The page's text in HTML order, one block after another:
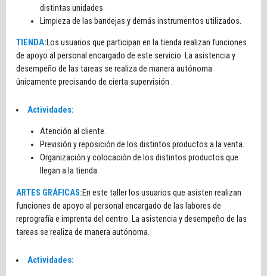
distintas unidades.
Limpieza de las bandejas y demás instrumentos utilizados.
TIENDA:Los usuarios que participan en la tienda realizan funciones
de apoyo al personal encargado de este servicio. La asistencia y
desempeño de las tareas se realiza de manera autónoma
únicamente precisando de cierta supervisión .
Actividades:
Atención al cliente.
Previsión y reposición de los distintos productos a la venta.
Organización y colocación de los distintos productos que
llegan a la tienda.
ARTES GRÁFICAS:En este taller los usuarios que asisten realizan
funciones de apoyo al personal encargado de las labores de
reprografía e imprenta del centro. La asistencia y desempeño de las
tareas se realiza de manera autónoma.
Actividades: